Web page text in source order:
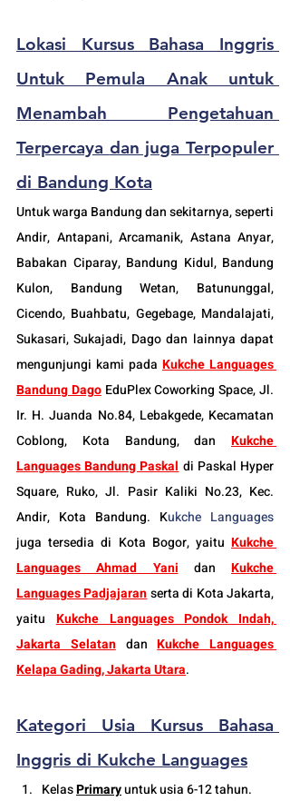
Lokasi Kursus Bahasa Inggris
Untuk Pemula Anak untuk
Menambah Pengetahuan
Terpercaya dan juga Terpopuler
di Bandung Kota
Untuk warga Bandung dan sekitarnya, seperti
Andir, Antapani, Arcamanik, Astana Anyar,
Babakan Ciparay, Bandung Kidul, Bandung
Kulon, Bandung Wetan, Batununggal,
Cicendo, Buahbatu, Gegebage, Mandalajati,
Sukasari, Sukajadi, Dago dan lainnya dapat
mengunjungi kami pada Kukche Languages
Bandung Dago EduPlex Coworking Space, Jl.
Ir. H. Juanda No.84, Lebakgede, Kecamatan
Coblong, Kota Bandung, dan Kukche
Languages Bandung Paskal di Paskal Hyper
Square, Ruko, Jl. Pasir Kaliki No.23, Kec.
Andir, Kota Bandung. Kukche Languages
juga tersedia di Kota Bogor, yaitu Kukche
Languages Ahmad Yani
dan Kukche
Languages Padjajaran serta di Kota Jakarta,
yaitu Kukche Languages Pondok Indah,
Jakarta Selatan dan Kukche Languages
Kelapa Gading, Jakarta Utara.
Kategori Usia Kursus Bahasa
Inggris di Kukche Languages
Kelas Primary untuk usia 6-12 tahun.